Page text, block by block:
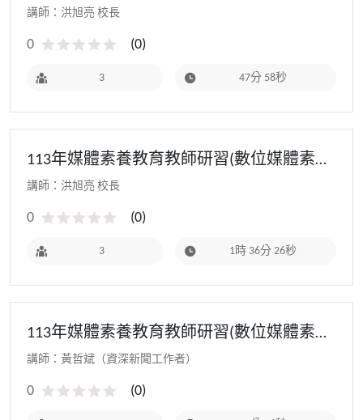
創新教育) YouTube Shorts 短影片製作
講師：洪旭亮 校長
0 (0)
3 47分 58秒
113年媒體素養教育教師研習(數位媒體素養
教育)：短影音實戰經驗
講師：洪旭亮 校長
0 (0)
3 1時 36分 26秒
113年媒體素養教育教師研習(數位媒體素養
教育)：數位時代的媒體素養
講師：黃哲斌（資深新聞工作者）
0 (0)